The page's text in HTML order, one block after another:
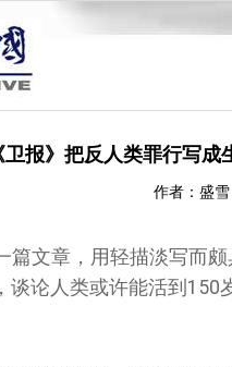
卫报》把反人类罪行写
作者：盛雪
篇文章， 用轻描淡写而
谈论人类或许能活到150